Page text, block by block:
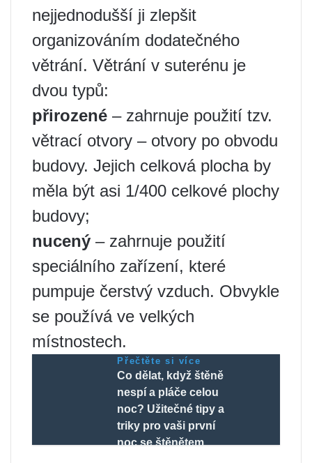
nejjednodušší ji zlepšit
organizováním dodatečného
větrání. Větrání v suterénu je
dvou typů:
přirozené – zahrnuje použití tzv.
větrací otvory – otvory po obvodu
budovy. Jejich celková plocha by
měla být asi 1/400 celkové plochy
budovy;
nucený – zahrnuje použití
speciálního zařízení, které
pumpuje čerstvý vzduch. Obvykle
se používá ve velkých
místnostech.
Přečtěte si více
Co dělat, když štěně
nespí a pláče celou
noc? Užitečné tipy a
triky pro vaši první
noc se štěnětem